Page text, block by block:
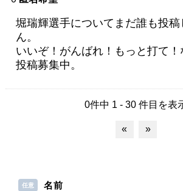
堀瑞輝選手についてまだ誰も投
ん。
いいぞ！がんばれ！もっと打て！
投稿募集中。
0件中 1 - 30 件目を表
« »
任意 名前